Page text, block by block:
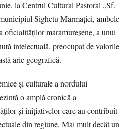
la Centrul Cultural Pastoral „Sf.
Sighetu Marmației, ambele
oficialităților maramureșene, a unui
intelectuală, preocupat de valorile
arie geografică.
și culturale a nordului
o amplă cronică a
și inițiativelor care au contribuit
din regiune. Mai mult decât un